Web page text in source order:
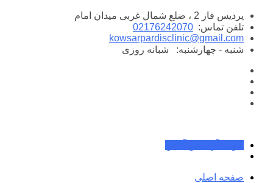
پرش
محتوا
پردیس فاز 2 ، ضلع شمال غربی میدان امام
تلفن تماس: 02176242070
kowsarpardisclinic@gmail.com
شنبه - چهارشنبه:
شبانه روزی
صفحه اصلی